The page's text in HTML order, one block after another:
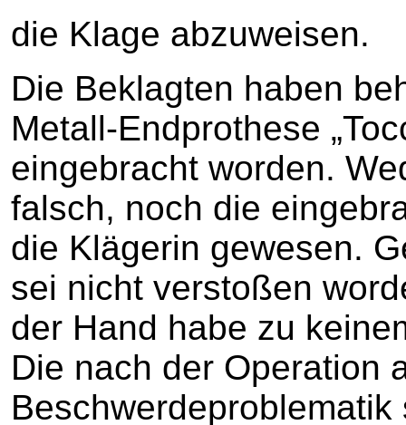
die Klage abzuweisen.
Die Beklagten haben
Metall-Endprothese
eingebracht worden.
falsch, noch die
die Klägerin gewesen.
sei nicht verstoßen
der Hand habe zu
Die nach der Operation